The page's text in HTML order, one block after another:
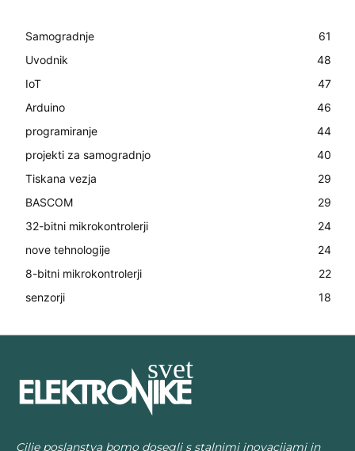
Samogradnje
61
Uvodnik
48
IoT
47
Arduino
46
programiranje
44
projekti za samogradnjo
40
Tiskana vezja
29
BASCOM
29
32-bitni mikrokontrolerji
24
nove tehnologije
24
8-bitni mikrokontrolerji
22
senzorji
18
Cilje poslanstva bomo dosegli s stalnimi inovacijami in